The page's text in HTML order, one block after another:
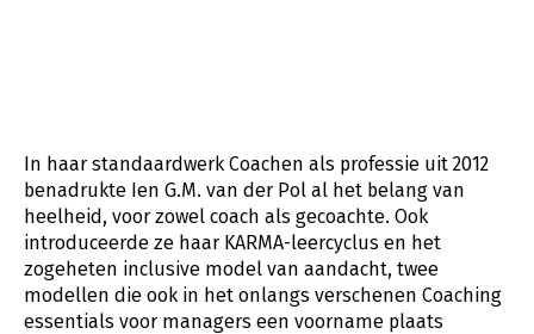
In haar standaardwerk Coachen als professie uit 2012
benadrukte Ien G.M. van der Pol al het belang van
heelheid, voor zowel coach als gecoachte. Ook
introduceerde ze haar KARMA-leercyclus en het
zogeheten inclusive model van aandacht, twee
modellen die ook in het onlangs verschenen Coaching
essentials voor managers een voorname plaats